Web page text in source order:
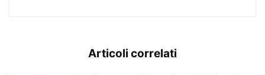
Articoli correlati